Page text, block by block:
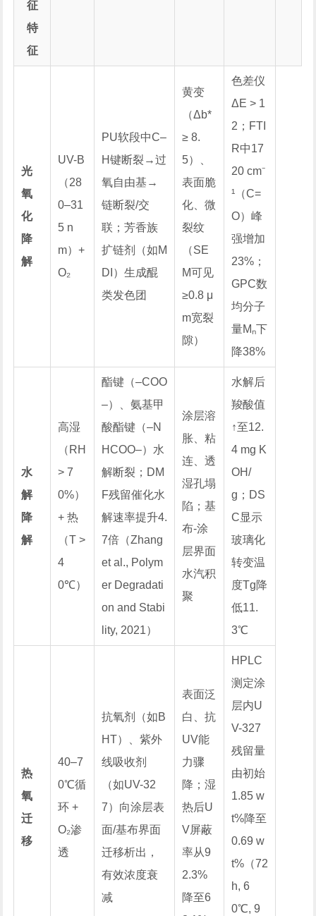
征
特
征
光
氧
化
降
解
UV-B
（28
0–31
5 n
m）+
O₂
PU软段中C–
H键断裂→过
氧自由基→
链断裂/交
联；芳香族
扩链剂（如M
DI）生成醌
类发色团
黄变
（Δb*
≥ 8.
5）、
表面脆
化、微
裂纹
（SE
M可见
≥0.8 μ
m宽裂
隙）
色差仪
ΔE > 1
2；FTI
R中17
20 cm⁻
¹（C=
O）峰
强增加
23%；
GPC数
均分子
量Mₙ下
降38%
水
解
降
解
高湿
（RH
> 7
0%）
+ 热
（T >
4
0℃）
酯键（–COO
–）、氨基甲
酸酯键（–N
HCOO–）水
解断裂；DM
F残留催化水
解速率提升4.
7倍（Zhang
et al., Polym
er Degradati
on and Stabi
lity, 2021）
涂层溶
胀、粘
连、透
湿孔塌
陷；基
布-涂
层界面
水汽积
聚
水解后
羧酸值
↑至12.
4 mg K
OH/
g；DS
C显示
玻璃化
转变温
度Tg降
低11.
3℃
热
氧
迁
移
40–7
0℃循
环 +
O₂渗
透
抗氧剂（如B
HT）、紫外
线吸收剂
（如UV-32
7）向涂层表
面/基布界面
迁移析出，
有效浓度衰
减
表面泛
白、抗
UV能
力骤
降；湿
热后U
V屏蔽
率从9
2.3%
降至6
HPLC
测定涂
层内U
V-327
残留量
由初始
1.85 w
t%降至
0.69 w
t%（72
h, 6
0℃, 9